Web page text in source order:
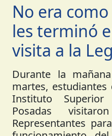
No era
les terminó
visita a la
Durante la
martes,
Instituto
Posadas
Representantes